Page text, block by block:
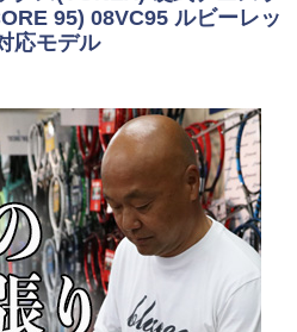
95) 08VC95 ルビーレッ
応モデル